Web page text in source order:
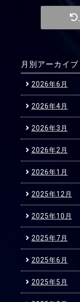
月別アーカイブ
2026年6月
2026年4月
2026年3月
2026年2月
2026年1月
2025年12月
2025年10月
2025年7月
2025年6月
2025年5月